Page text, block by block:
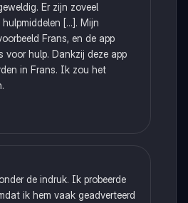
Er zijn zoveel
[...]. Mijn
Frans, en de app
voor hulp. Dankzij deze app
in Frans. Ik zou het
de indruk. Ik probeerde
ik hem vaak geadverteerd